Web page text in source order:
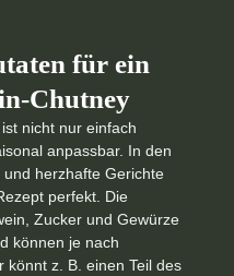
für ein
Chutney
nicht nur einfach
anpassbar. In den
herzhafte Gerichte
perfekt. Die
Zucker und Gewürze
können je nach
könnt z. B. einen Teil des